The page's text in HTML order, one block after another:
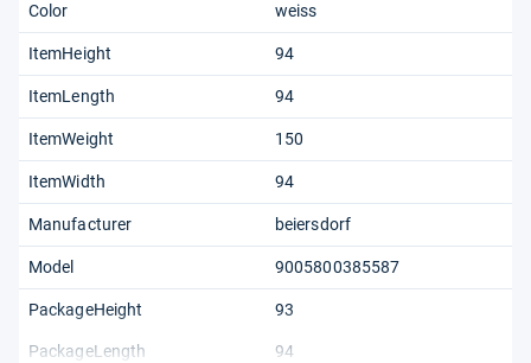
Color weiss
ItemHeight 94
ItemLength 94
ItemWeight 150
ItemWidth 94
Manufacturer beiersdorf
Model 9005800385587
PackageHeight 93
PackageLength 94